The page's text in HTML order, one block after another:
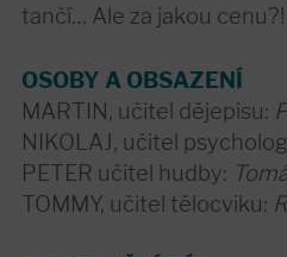
tančí… Ale za jakou cenu?!
OSOBY A OBSAZENÍ
MARTIN, učitel dějepisu:
NIKOLAJ, učitel
PETER učitel hudby:
TOMMY, učitel tělocviku: